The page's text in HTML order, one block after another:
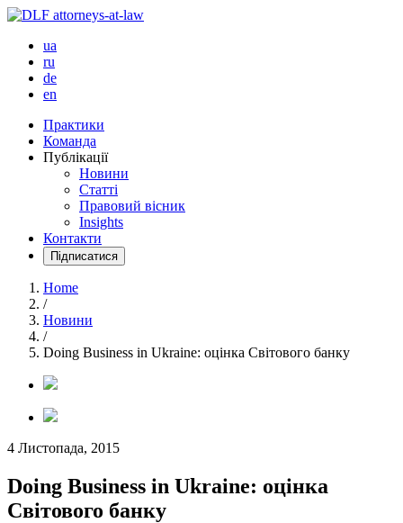
ua
ru
de
en
Практики
Команда
Публікації
Новини
Статті
Правовий вісник
Insights
Контакти
Підписатися
Home
/
Новини
/
Doing Business in Ukraine: оцінка Cвітового банку
4 Листопада, 2015
Doing Business in Ukraine: оцінка
Cвітового банку